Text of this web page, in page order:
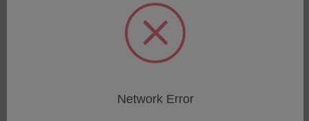
Network Error